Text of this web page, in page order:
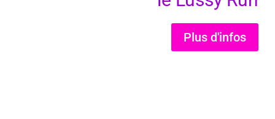
Plus d'infos